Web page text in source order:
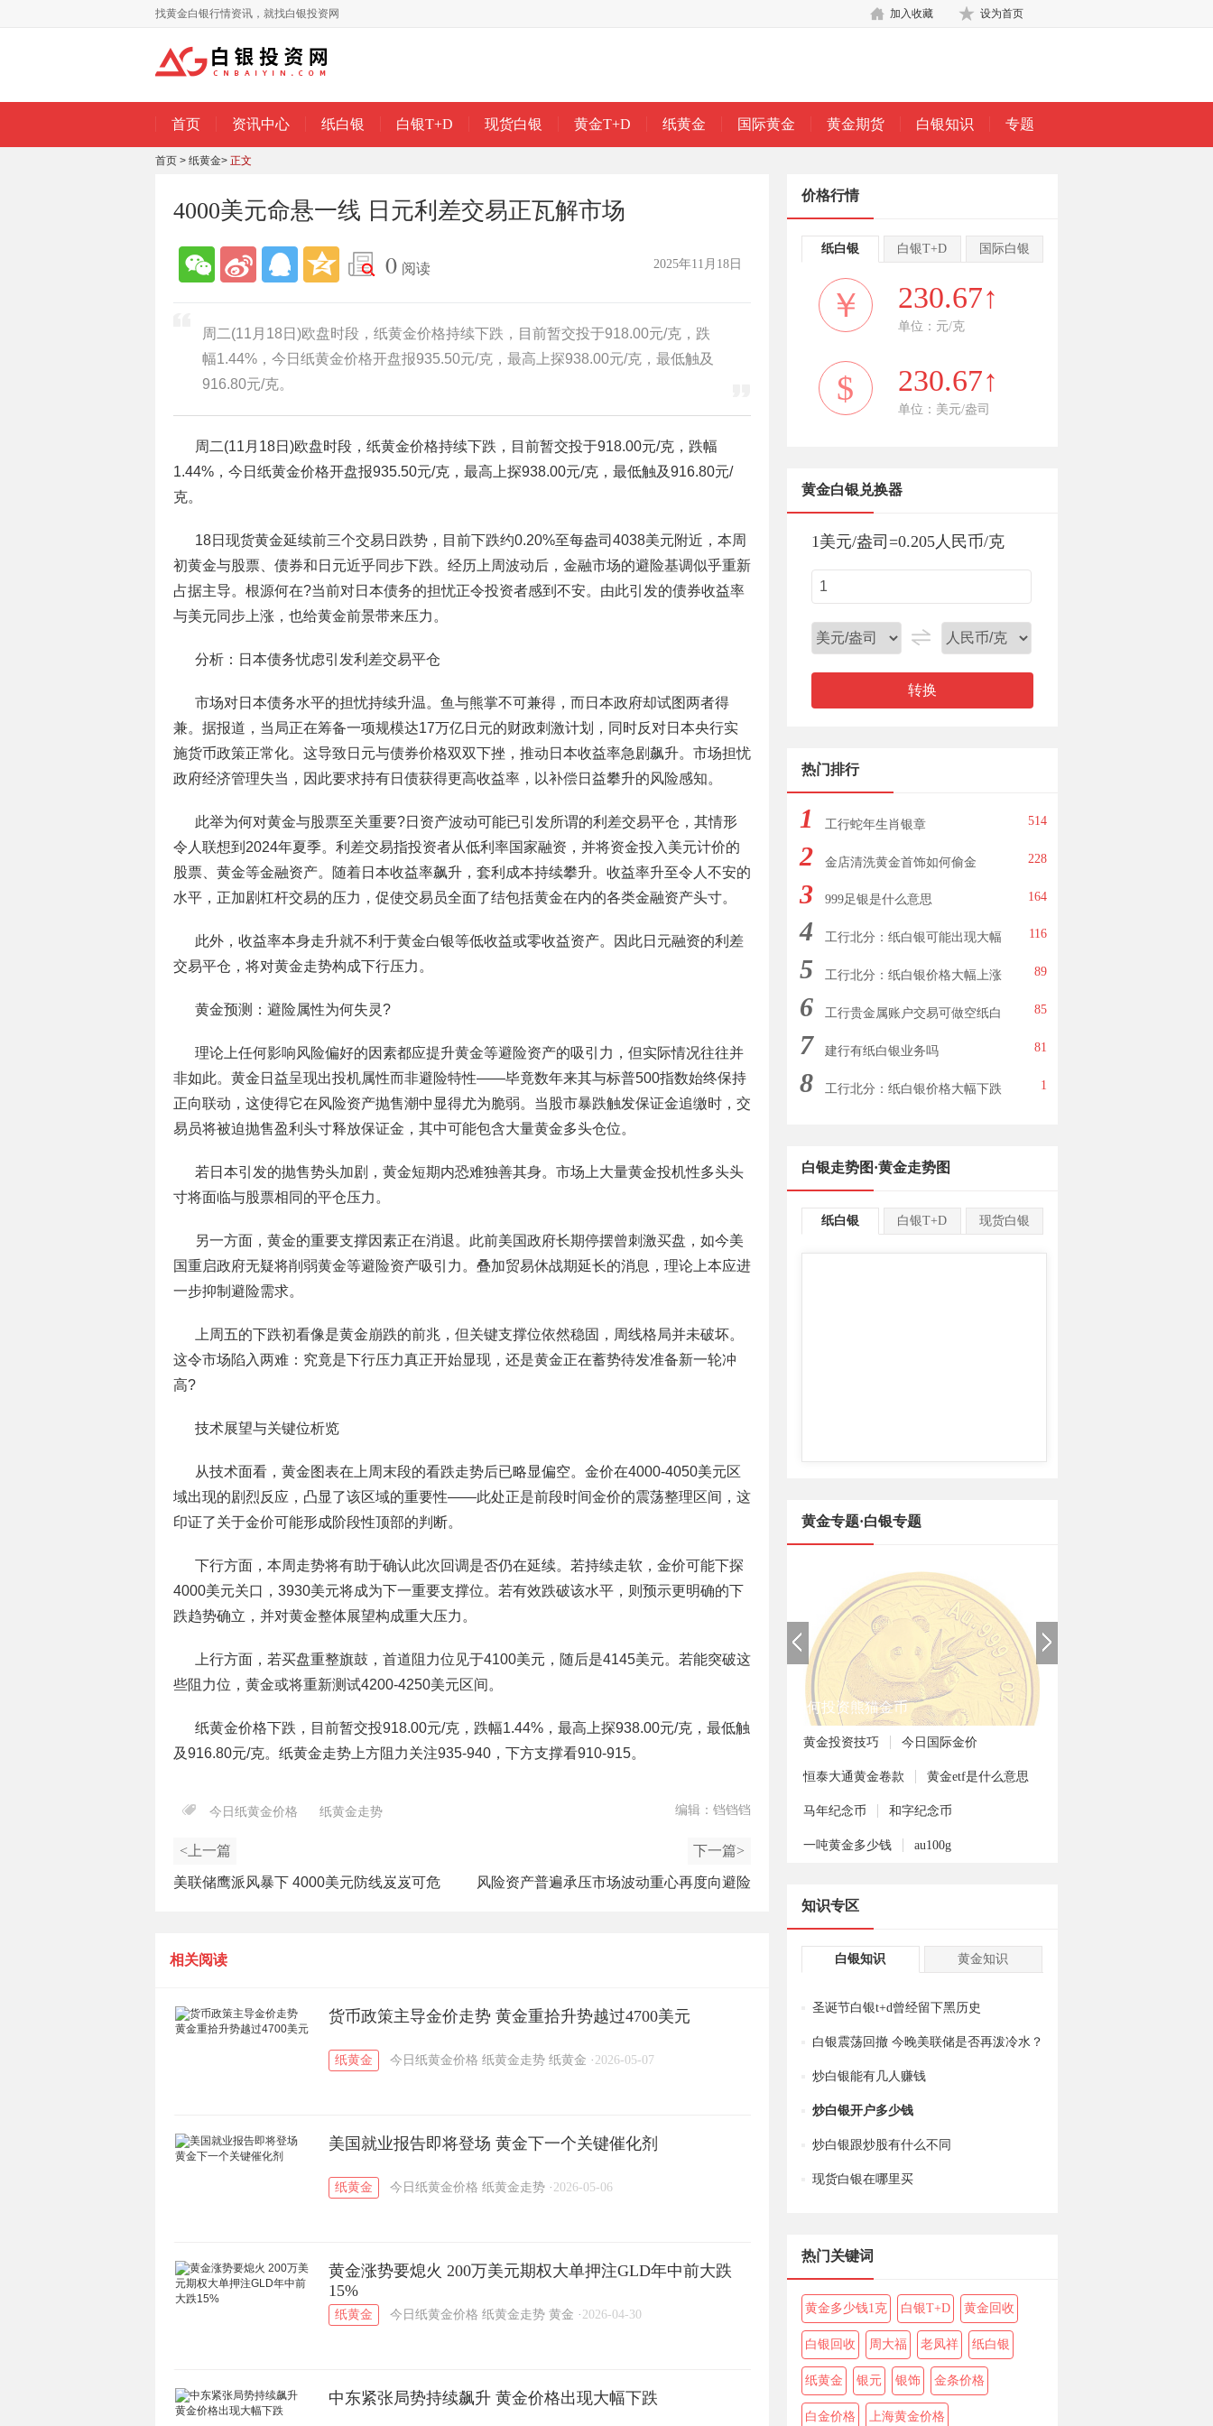
找黄金白银行情资讯，就找白银投资网 设为首页
加入收藏
首页 资讯中心 纸白银 白银T+D 现货白银 黄金T+D 纸黄金 国际黄金 黄金期货 白银知识 专题
首页 > 纸黄金> 正文
4000美元命悬一线 日元利差交易正瓦解市场
0 阅读 2025年11月18日
周二(11月18日)欧盘时段，纸黄金价格持续下跌，目前暂交投于918.00元/克，跌
幅1.44%，今日纸黄金价格开盘报935.50元/克，最高上探938.00元/克，最低触及
916.80元/克。
周二(11月18日)欧盘时段，纸黄金价格持续下跌，目前暂交投于918.00元/克，跌幅
1.44%，今日纸黄金价格开盘报935.50元/克，最高上探938.00元/克，最低触及916.80元/
克。
18日现货黄金延续前三个交易日跌势，目前下跌约0.20%至每盎司4038美元附近，本周
初黄金与股票、债券和日元近乎同步下跌。经历上周波动后，金融市场的避险基调似乎重新
占据主导。根源何在?当前对日本债务的担忧正令投资者感到不安。由此引发的债券收益率
与美元同步上涨，也给黄金前景带来压力。
分析：日本债务忧虑引发利差交易平仓
市场对日本债务水平的担忧持续升温。鱼与熊掌不可兼得，而日本政府却试图两者得
兼。据报道，当局正在筹备一项规模达17万亿日元的财政刺激计划，同时反对日本央行实
施货币政策正常化。这导致日元与债券价格双双下挫，推动日本收益率急剧飙升。市场担忧
政府经济管理失当，因此要求持有日债获得更高收益率，以补偿日益攀升的风险感知。
此举为何对黄金与股票至关重要?日资产波动可能已引发所谓的利差交易平仓，其情形
令人联想到2024年夏季。利差交易指投资者从低利率国家融资，并将资金投入美元计价的
股票、黄金等金融资产。随着日本收益率飙升，套利成本持续攀升。收益率升至令人不安的
水平，正加剧杠杆交易的压力，促使交易员全面了结包括黄金在内的各类金融资产头寸。
此外，收益率本身走升就不利于黄金白银等低收益或零收益资产。因此日元融资的利差
交易平仓，将对黄金走势构成下行压力。
黄金预测：避险属性为何失灵?
理论上任何影响风险偏好的因素都应提升黄金等避险资产的吸引力，但实际情况往往并
非如此。黄金日益呈现出投机属性而非避险特性——毕竟数年来其与标普500指数始终保持
正向联动，这使得它在风险资产抛售潮中显得尤为脆弱。当股市暴跌触发保证金追缴时，交
易员将被迫抛售盈利头寸释放保证金，其中可能包含大量黄金多头仓位。
若日本引发的抛售势头加剧，黄金短期内恐难独善其身。市场上大量黄金投机性多头头
寸将面临与股票相同的平仓压力。
另一方面，黄金的重要支撑因素正在消退。此前美国政府长期停摆曾刺激买盘，如今美
国重启政府无疑将削弱黄金等避险资产吸引力。叠加贸易休战期延长的消息，理论上本应进
一步抑制避险需求。
上周五的下跌初看像是黄金崩跌的前兆，但关键支撑位依然稳固，周线格局并未破坏。
这令市场陷入两难：究竟是下行压力真正开始显现，还是黄金正在蓄势待发准备新一轮冲
高?
技术展望与关键位析览
从技术面看，黄金图表在上周末段的看跌走势后已略显偏空。金价在4000-4050美元区
域出现的剧烈反应，凸显了该区域的重要性——此处正是前段时间金价的震荡整理区间，这
印证了关于金价可能形成阶段性顶部的判断。
下行方面，本周走势将有助于确认此次回调是否仍在延续。若持续走软，金价可能下探
4000美元关口，3930美元将成为下一重要支撑位。若有效跌破该水平，则预示更明确的下
跌趋势确立，并对黄金整体展望构成重大压力。
上行方面，若买盘重整旗鼓，首道阻力位见于4100美元，随后是4145美元。若能突破这
些阻力位，黄金或将重新测试4200-4250美元区间。
纸黄金价格下跌，目前暂交投918.00元/克，跌幅1.44%，最高上探938.00元/克，最低触
及916.80元/克。纸黄金走势上方阻力关注935-940，下方支撑看910-915。
今日纸黄金价格 纸黄金走势 编辑：铛铛铛
<上一篇
美联储鹰派风暴下 4000美元防线岌岌可危
下一篇>
风险资产普遍承压市场波动重心再度向避险
相关阅读
货币政策主导金价走势 黄金重拾升势越过4700美元
纸黄金 今日纸黄金价格 纸黄金走势 纸黄金 · 2026-05-07
美国就业报告即将登场 黄金下一个关键催化剂
纸黄金 今日纸黄金价格 纸黄金走势 · 2026-05-06
黄金涨势要熄火 200万美元期权大单押注GLD年中前大跌
15%
纸黄金 今日纸黄金价格 纸黄金走势 黄金 · 2026-04-30
中东紧张局势持续飙升 黄金价格出现大幅下跌
价格行情
纸白银 白银T+D 国际白银
￥ 230.67↑
单位：元/克
$ 230.67↑
单位：美元/盎司
黄金白银兑换器
1美元/盎司 =0.205人民币/克
转换
热门排行
1 工行蛇年生肖银章 514
2 金店清洗黄金首饰如何偷金 228
3 999足银是什么意思 164
4 工行北分：纸白银可能出现大幅
下跌
116
5 工行北分：纸白银价格大幅上涨 89
6 工行贵金属账户交易可做空纸白
银
85
7 建行有纸白银业务吗 81
8 工行北分：纸白银价格大幅下跌 1
白银走势图·黄金走势图
纸白银 白银T+D 现货白银
黄金专题·白银专题
如何投资熊猫金币
黄金投资技巧 今日国际金价
恒泰大通黄金卷款 黄金etf是什么意思
马年纪念币 和字纪念币
一吨黄金多少钱 au100g
知识专区
白银知识 黄金知识
圣诞节白银t+d曾经留下黑历史
白银震荡回撤 今晚美联储是否再泼冷水？
炒白银能有几人赚钱
炒白银开户多少钱
炒白银跟炒股有什么不同
现货白银在哪里买
热门关键词
黄金多少钱1克 白银T+D 黄金回收
白银回收 周大福 老凤祥 纸白银
纸黄金 银元 银饰 金条价格
白金价格 上海黄金价格